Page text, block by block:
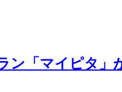
ン「マイピタ」